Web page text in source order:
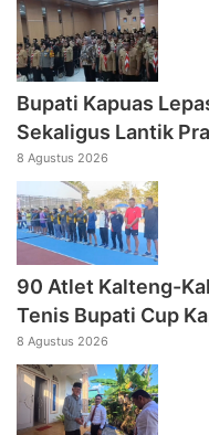
Bupati Kapuas
Sekaligus Lantik
8 Agustus 2026
90 Atlet Kalteng-
Tenis Bupati Cup
8 Agustus 2026